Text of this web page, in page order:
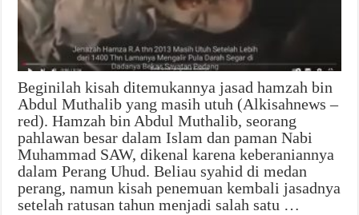
Beginilah kisah ditemukannya jasad hamzah bin
Abdul Muthalib yang masih utuh (Alkisahnews –
red). Hamzah bin Abdul Muthalib, seorang
pahlawan besar dalam Islam dan paman Nabi
Muhammad SAW, dikenal karena keberaniannya
dalam Perang Uhud. Beliau syahid di medan
perang, namun kisah penemuan kembali jasadnya
setelah ratusan tahun menjadi salah satu …